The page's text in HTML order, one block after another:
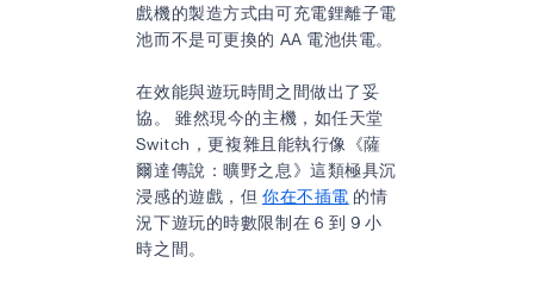
戲機的製造方式由可充電鋰離子電
池而不是可更換的 AA 電池供電。
在效能與遊玩時間之間做出了妥
協。 雖然現今的主機，如任天堂
Switch，更複雜且能執行像《薩
爾達傳說：曠野之息》這類極具沉
浸感的遊戲，但 你在不插電 的情
況下遊玩的時數限制在 6 到 9 小
時之間。